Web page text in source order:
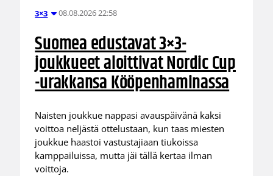
3×3 08.08.2026 22:58
Suomea edustavat 3×3-
joukkueet aloittivat Nordic Cup
-urakkansa Kööpenhaminassa
Naisten joukkue nappasi avauspäivänä kaksi
voittoa neljästä ottelustaan, kun taas miesten
joukkue haastoi vastustajiaan tiukoissa
kamppailuissa, mutta jäi tällä kertaa ilman
voittoja.